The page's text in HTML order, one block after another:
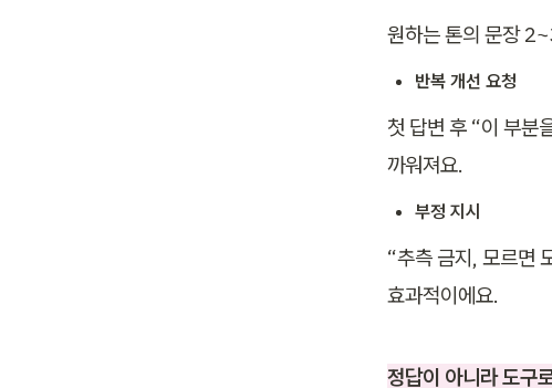
원하는 톤의 문장
반복 개선 요청
첫 답변 후 “이 부분
까워져요.
부정 지시
“추측 금지, 모르면
효과적이에요.
정답이 아니라 도구